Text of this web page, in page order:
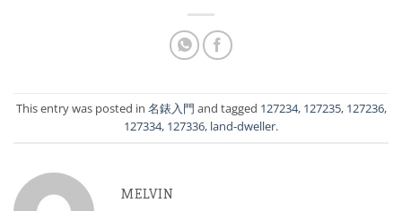
This entry was posted in 名錶入門 and tagged 127234, 127235, 127236,
127334, 127336, land-dweller.
MELVIN